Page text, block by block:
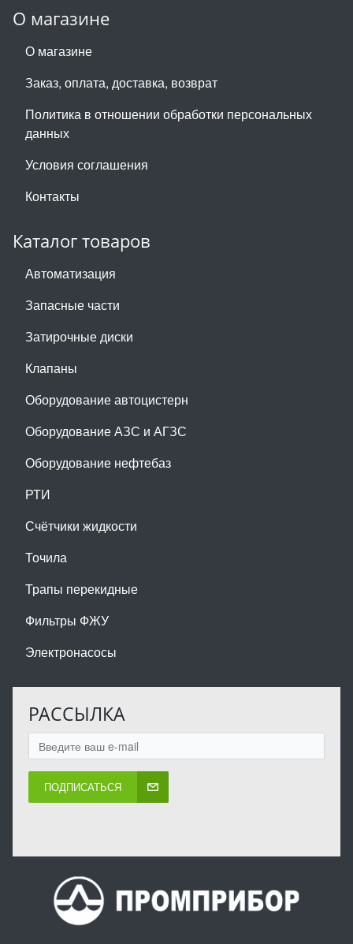
О магазине
О магазине
Заказ, оплата, доставка, возврат
Политика в отношении обработки персональных
данных
Условия соглашения
Контакты
Каталог товаров
Автоматизация
Запасные части
Затирочные диски
Клапаны
Оборудование автоцистерн
Оборудование АЗС и АГЗС
Оборудование нефтебаз
РТИ
Счётчики жидкости
Точила
Трапы перекидные
Фильтры ФЖУ
Электронасосы
РАССЫЛКА
ПОДПИСАТЬСЯ